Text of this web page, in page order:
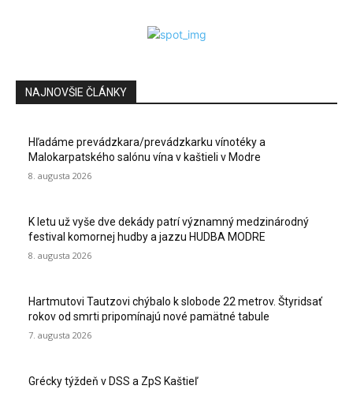
NAJNOVŠIE ČLÁNKY
Hľadáme prevádzkara/prevádzkarku vínotéky a
Malokarpatského salónu vína v kaštieli v Modre
8. augusta 2026
K letu už vyše dve dekády patrí významný medzinárodný
festival komornej hudby a jazzu HUDBA MODRE
8. augusta 2026
Hartmutovi Tautzovi chýbalo k slobode 22 metrov. Štyridsať
rokov od smrti pripomínajú nové pamätné tabule
7. augusta 2026
Grécky týždeň v DSS a ZpS Kaštieľ